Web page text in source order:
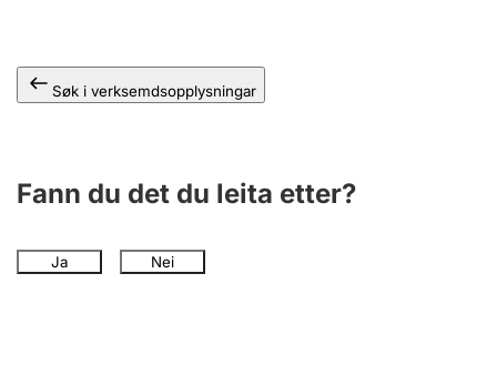
Søk i verksemdsopplysningar
Fann du det du leita etter?
Ja Nei